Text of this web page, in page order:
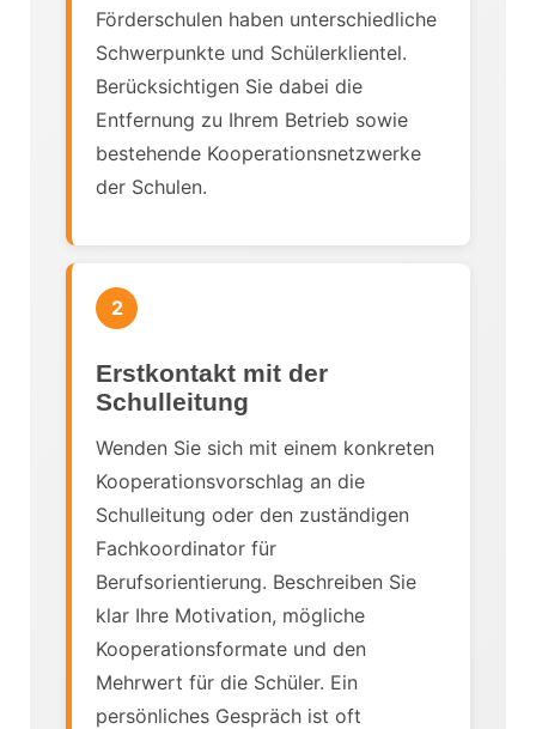
Förderschulen haben unterschiedliche
Schwerpunkte und Schülerklientel.
Berücksichtigen Sie dabei die
Entfernung zu Ihrem Betrieb sowie
bestehende Kooperationsnetzwerke
der Schulen.
2
Erstkontakt mit der
Schulleitung
Wenden Sie sich mit einem konkreten
Kooperationsvorschlag an die
Schulleitung oder den zuständigen
Fachkoordinator für
Berufsorientierung. Beschreiben Sie
klar Ihre Motivation, mögliche
Kooperationsformate und den
Mehrwert für die Schüler. Ein
persönliches Gespräch ist oft